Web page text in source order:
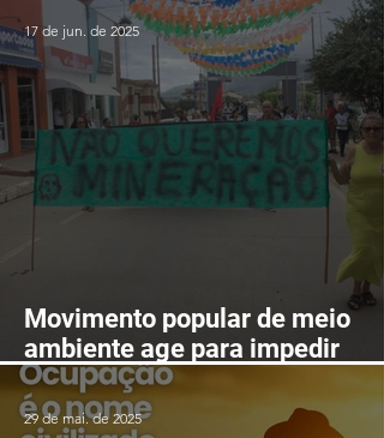
em Fortaleza-CE entre os dias
24 e 28 de agosto
Movimento popular de meio
ambiente age para impedir
mineração nas serras de
Itarantim
17 de jun. de 2025
29 de mai. de 2025